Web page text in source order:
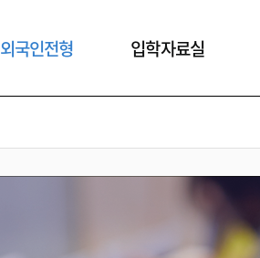
외국인전형 입학자료실